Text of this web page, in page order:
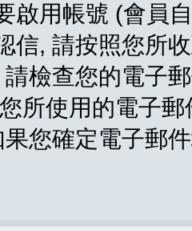
啟用帳號 (會員
信, 請按照您所
檢查您的電子
所使用的電子
您確定電子郵